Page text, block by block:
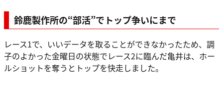
鈴鹿製作所の“部活”でトップ争いにまで
レース1で、いいデータを取ることができなかったため、調
子のよかった金曜日の状態でレース2に臨んだ亀井は、ホー
ルショットを奪うとトップを快走しました。